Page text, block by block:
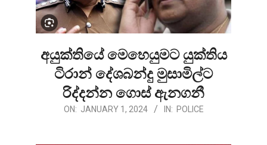
අයුක්තියේ මෙහෙයුමට යුක්තිය
ටිරාන් දේශබන්දු මුසාමිල්ට
රිද්දන්න ගොස් ඇනගනී
ON: JANUARY 1, 2024 IN: POLICE